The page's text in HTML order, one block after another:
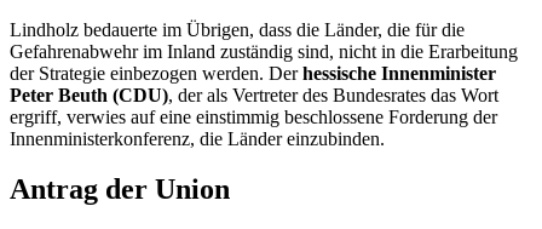
Lindholz bedauerte im Übrigen, dass die Länder, die für die
Gefahrenabwehr im Inland zuständig sind, nicht in die Erarbeitung
der Strategie einbezogen werden. Derhessische Innenminister
Peter Beuth (CDU), der als Vertreter des Bundesrates das Wort
ergriff, verwies auf eine einstimmig beschlossene Forderung der
Innenministerkonferenz, die Länder einzubinden.
Antrag der Union